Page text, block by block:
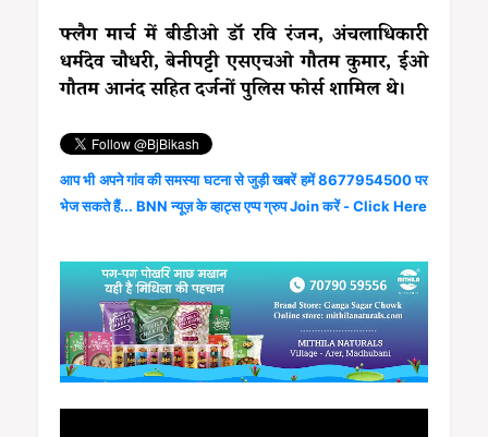
फ्लैग मार्च में बीडीओ डॉ रवि रंजन, अंचलाधिकारी
धर्मदेव चौधरी, बेनीपट्टी एसएचओ गौतम कुमार, ईओ
गौतम आनंद सहित दर्जनों पुलिस फोर्स शामिल थे।
आप भी अपने गांव की समस्या घटना से जुड़ी खबरें हमें 8677954500 पर
भेज सकते हैं... BNN न्यूज़ के व्हाट्स एप्प ग्रुप Join करें - Click Here